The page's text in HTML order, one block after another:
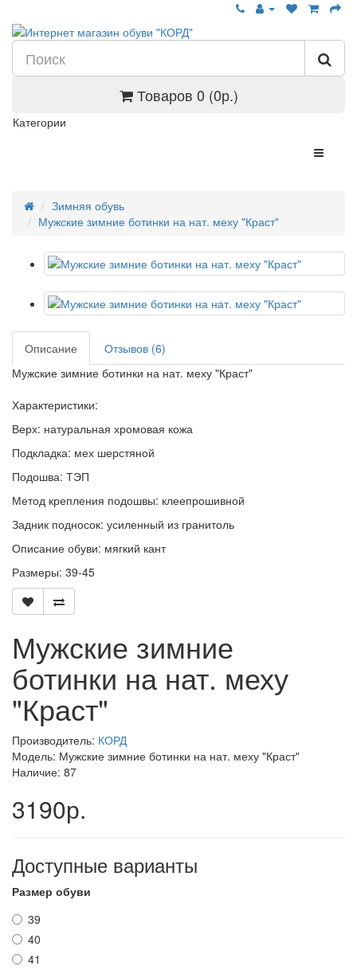
Товаров 0 (0р.)
Категории
Зимняя обувь
Мужские зимние ботинки на нат. меху "Краст"
Описание
Отзывов (6)
Мужские зимние ботинки на нат. меху "Краст"
Характеристики:
Верх: натуральная хромовая кожа
Подкладка: мех шерстяной
Подошва: ТЭП
Метод крепления подошвы: клеепрошивной
Задник подносок: усиленный из гранитоль
Описание обуви: мягкий кант
Размеры: 39-45
Мужские зимние
ботинки на нат. меху
"Краст"
Производитель: КОРД
Модель: Мужские зимние ботинки на нат. меху "Краст"
Наличие: 87
3190р.
Доступные варианты
Размер обуви
39
40
41